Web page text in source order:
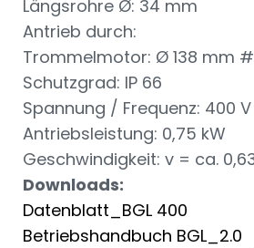
Längsrohre Ø: 34 mm
Antrieb durch:
Trommelmotor: Ø 138 mm
Schutzgrad: IP 66
Spannung / Frequenz: 400
Antriebsleistung: 0,75 kW
Geschwindigkeit: v = ca.
Downloads:
Datenblatt_BGL 400
Betriebshandbuch BGL_2.0